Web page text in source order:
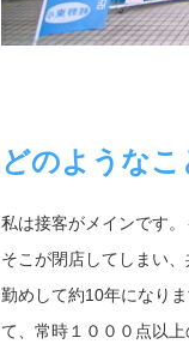
どのような
私は接客がメインです
そこが閉店してしまい
勤めして約10年になり
て、常時１０００点以